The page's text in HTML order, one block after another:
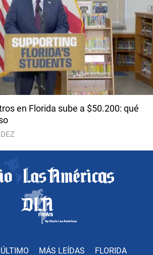
en Florida sube a $50.200: qué
MÁS LEÍDAS FLORIDA